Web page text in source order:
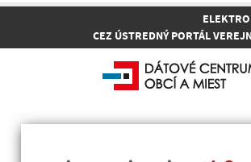
CEZ ÚSTREDNÝ PORTÁL